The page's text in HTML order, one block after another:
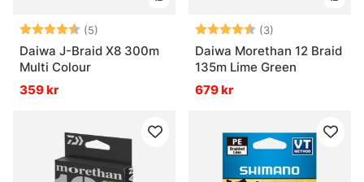
Betyg: (5)
4.4 utav 5 stjärnor
Daiwa J-Braid X8 300m
Multi Colour
359 kr
Betyg: (3)
Daiwa Morethan 12 Braid
135m Lime Green
679 kr